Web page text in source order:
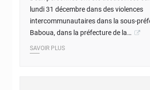
lundi 31 décembre dans des violences
intercommunautaires dans la sous-
Baboua, dans la préfecture de la…
SAVOIR PLUS